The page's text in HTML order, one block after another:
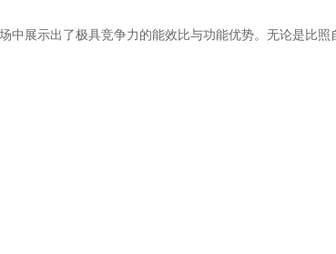
展示出了极具竞争力的能效比与功能优势。无论是比